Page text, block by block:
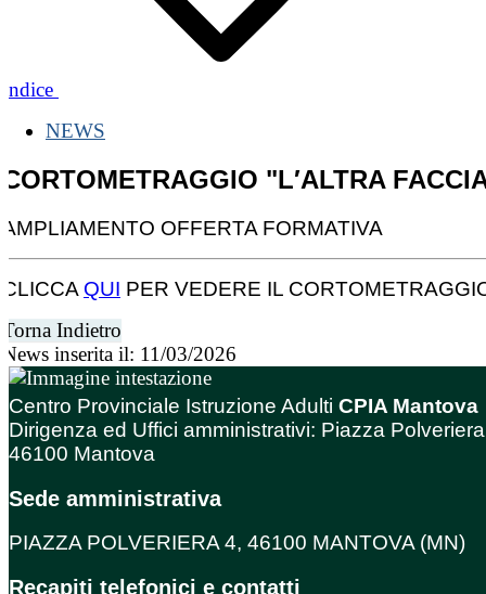
Indice
NEWS
CORTOMETRAGGIO "L′ALTRA
AMPLIAMENTO OFFERTA FORMATIVA
CLICCA QUI PER VEDERE IL
Torna Indietro
News inserita il: 11/03/2026
Centro Provinciale Istruzione Adulti CPIA Mantova
Dirigenza ed Uffici amministrativi: Piazza
46100 Mantova
Sede amministrativa
PIAZZA POLVERIERA 4, 46100 MANTOVA (MN)
Recapiti telefonici e contatti